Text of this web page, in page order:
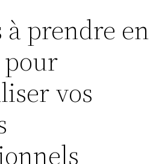
à prendre en
vos